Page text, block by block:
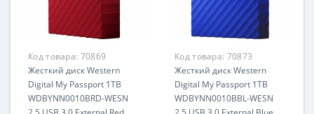
Код товара: 70869
Жесткий диск Western
Digital My Passport 1TB
WDBYNN0010BRD-WESN
Код товара: 70873
Жесткий диск Western
Digital My Passport 1TB
WDBYNN0010BBL-WESN